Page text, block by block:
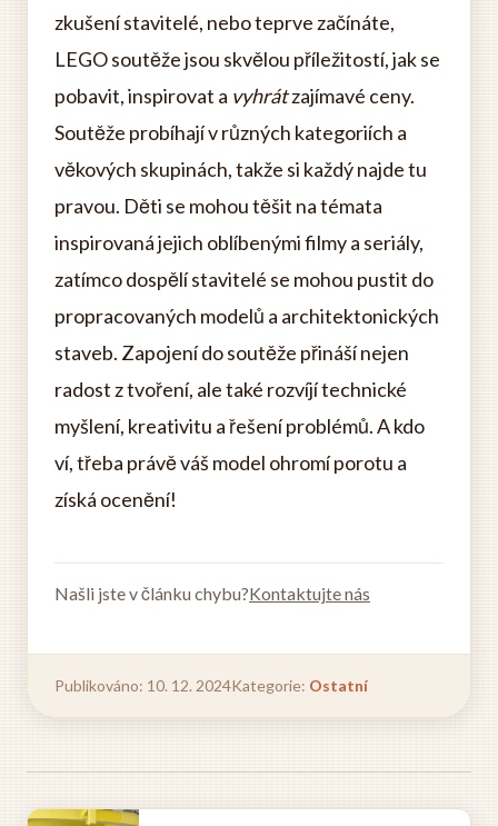
zkušení stavitelé, nebo teprve začínáte,
LEGO soutěže jsou skvělou příležitostí, jak se
pobavit, inspirovat a vyhrátzajímavé ceny.
Soutěže probíhají v různých kategoriích a
věkových skupinách, takže si každý najde tu
pravou. Děti se mohou těšit na témata
inspirovaná jejich oblíbenými filmy a seriály,
zatímco dospělí stavitelé se mohou pustit do
propracovaných modelů a architektonických
staveb. Zapojení do soutěže přináší nejen
radost z tvoření, ale také rozvíjí technické
myšlení, kreativitu a řešení problémů. A kdo
ví, třeba právě váš model ohromí porotu a
získá ocenění!
Našli jste v článku chybu?Kontaktujte nás
Publikováno: 10. 12. 2024Kategorie: Ostatní